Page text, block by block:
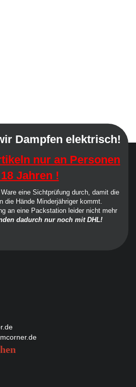
Dampfen elektrisch!
nur an Personen
Jahren !
eine Sichtprüfung durch, damit die
die Hände Minderjähriger kommt.
an eine Packstation leider nicht mehr
dadurch nur noch mit DHL!